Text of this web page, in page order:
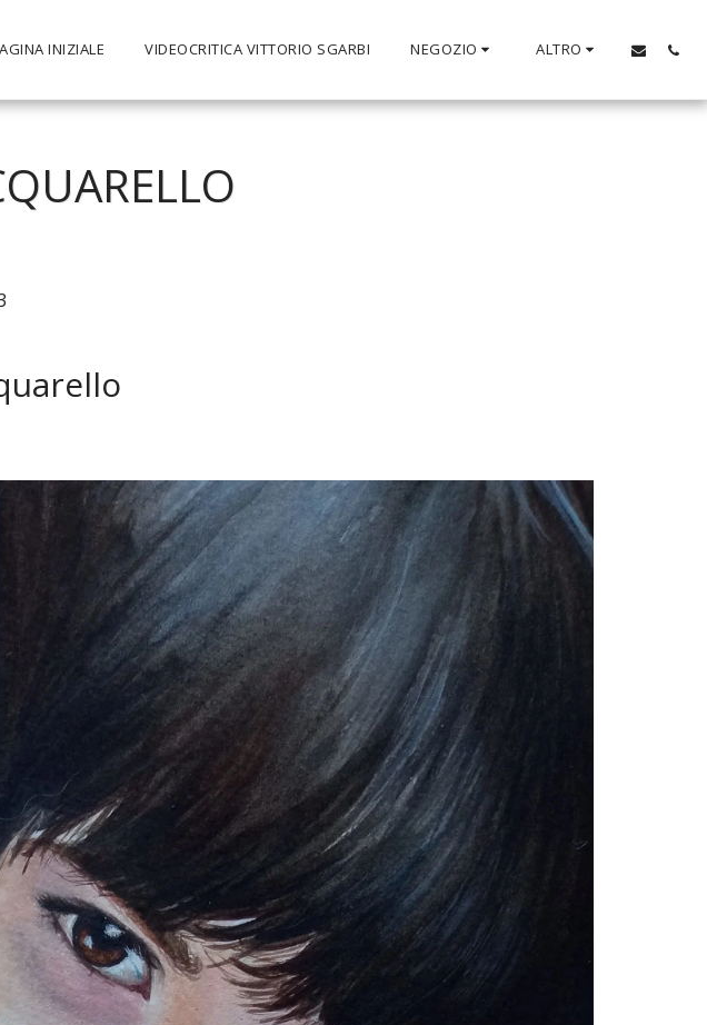
INIZIALE VIDEOCRITICA VITTORIO SGARBI NEGOZIO ALTRO